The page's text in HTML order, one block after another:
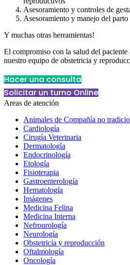
Asesoramiento y controles de
Asesoramiento y manejo del parto
Y muchas otras herramientas!
El compromiso con la salud del paciente
nuestro equipo de obstetricia y
Hacer una consulta
Solicitar un turno Online
Areas de atención
Animales de Compañía no
Cardiología
Cirugía Veterinaria
Dermatología
Endocrinología
Etología
Fisioterapia
Gastroenterología
Hematología
Imágenes
Medicina Felina
Medicina Interna
Nefrourología
Neurología
Obstetricia y reproducción
Oftalmología
Oncología